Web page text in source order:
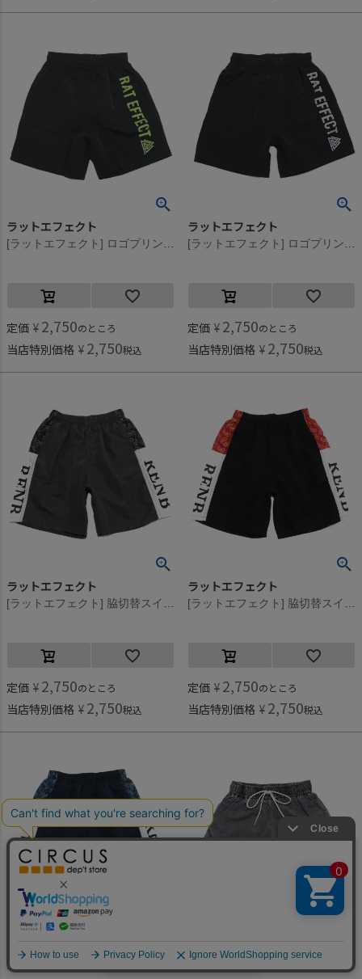
ラットエフェクト
定価 ¥ 2,750のところ
当店特別価格 ¥ 2,750税込
ラットエフェクト
定価 ¥ 2,750のところ
当店特別価格 ¥ 2,750税込
ラットエフェクト
定価 ¥ 2,750のところ
当店特別価格 ¥ 2,750税込
ラットエフェクト
定価 ¥ 2,750のところ
当店特別価格 ¥ 2,750税込
何かお探しですか？